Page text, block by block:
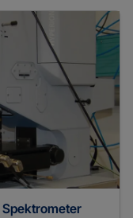
Spektrometer